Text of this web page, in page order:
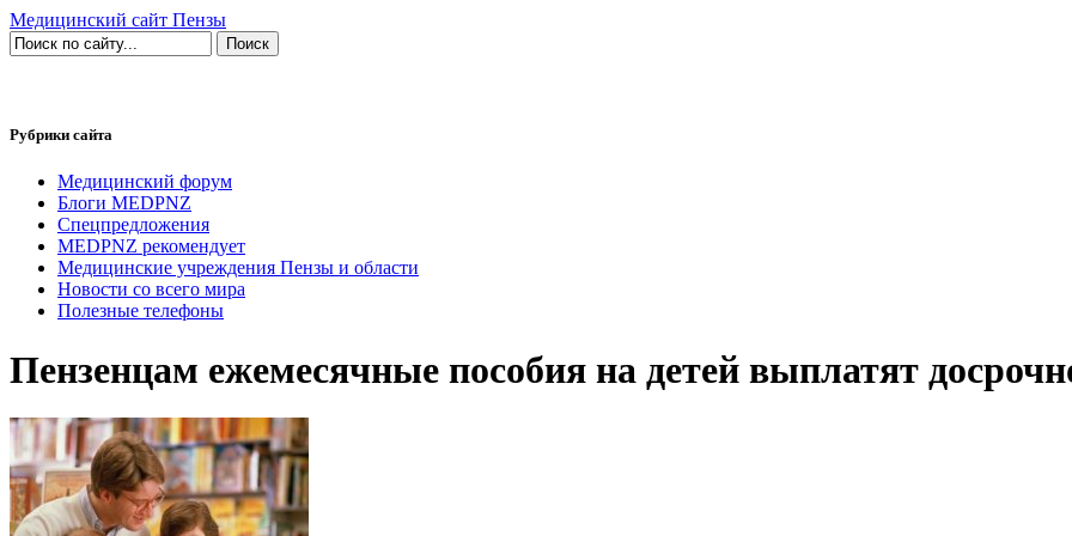
Медицинский сайт Пензы
Рубрики сайта
Медицинский форум
Блоги MEDPNZ
Спецпредложения
MEDPNZ рекомендует
Медицинские учреждения Пензы и области
Новости со всего мира
Полезные телефоны
Пензенцам ежемесячные пособия на детей выплатят